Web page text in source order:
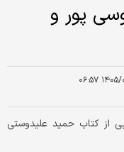
پور و
۰۶:۵۷
از کتاب حمید علیدوستی